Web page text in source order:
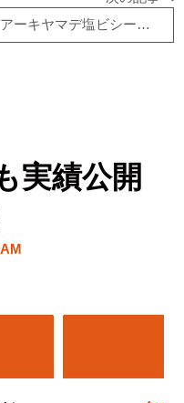
アーキヤマデ塩ビシート防水
実績公開